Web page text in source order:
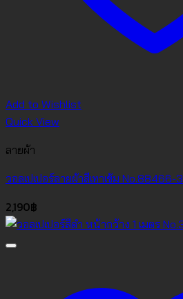
Add to Wishlist
Quick View
ลายผ้า
วอลเปเปอร์ลายผ้าสีเทาเข้ม No.88466-3
2,190฿